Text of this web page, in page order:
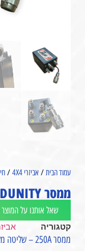
עמוד הבית/ אביזרי 4X4 /
ממסר 250A – 4WDUNITY
שאל אותנו על
קטגוריה
ממסר 250A – שליטה מלאה ועוצמה מרבית לכל כננת שטח